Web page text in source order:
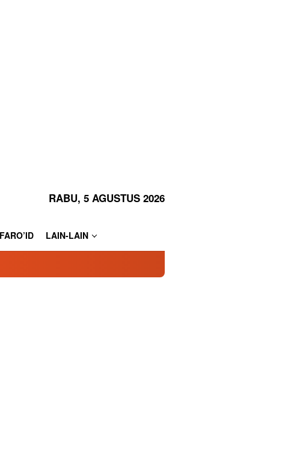
RABU, 5 AGUSTUS 2026
LAIN-LAIN